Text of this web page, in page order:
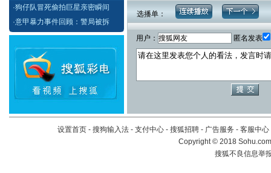
·狗仔队冒死偷拍巨星亲密瞬间
·意甲暴力事件回顾：警局被拆
选播单：
用户： 匿名发表
设置首页 - 搜狗输入法 - 支付中心 - 搜狐招聘 - 广告服务 - 客服中心
Copyright©2018
搜狐不良信息举